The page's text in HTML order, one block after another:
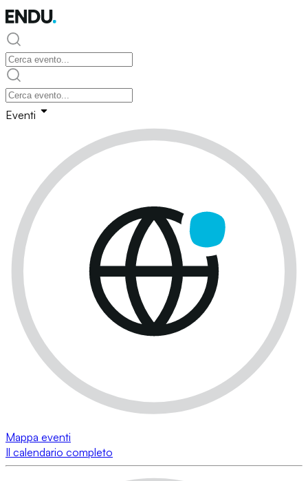
Eventi
Mappa eventi
Il calendario completo